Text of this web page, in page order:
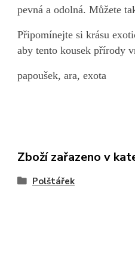
pevná a odolná. Můžete
Připomínejte si krásu
aby tento kousek přírody
papoušek, ara, exota
Zboží zařazeno v
Polštářek